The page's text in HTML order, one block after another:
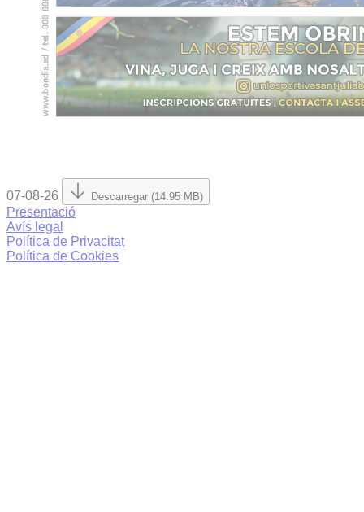
07-08-26 Descarregar (14.95 MB)
Presentació
Avís legal
Política de Privacitat
Política de Cookies